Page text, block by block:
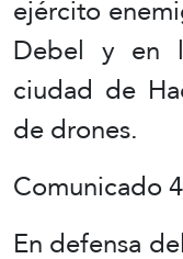
ejército
Debel y en
ciudad de
de drones.
Comunicado 4
En defensa